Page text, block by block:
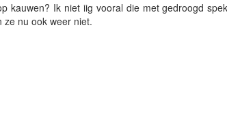
kauwen? Ik niet iig vooral die met gedroogd
ze nu ook weer niet.